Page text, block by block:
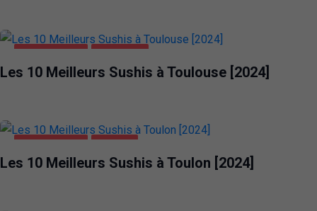
Les 10 Meilleurs Sushis à Toulouse [2024]
Les 10 Meilleurs Sushis à Toulon [2024]